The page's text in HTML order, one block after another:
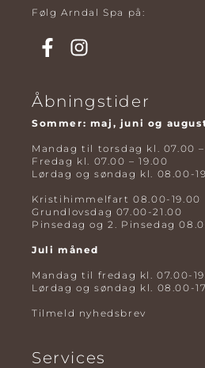
Følg Arndal Spa på:
Åbningstider
Sommer: maj, juni og
Mandag til torsdag kl. 07.00 –
Fredag kl. 07.00 – 19.00
Lørdag og søndag kl. 08.00-
Kristihimmelfart 08.00-19.00
Grundlovsdag 07.00-21.00
Pinsedag og 2. Pinsedag
Juli måned
Mandag til fredag kl. 07.00-
Lørdag og søndag kl. 08.00-
Tilmeld nyhedsbrev
Services